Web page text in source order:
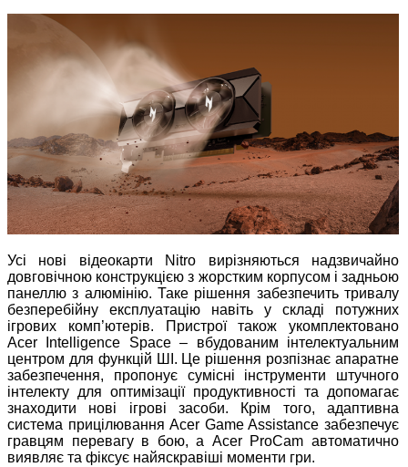
Усі нові відеокарти Nitro вирізняються надзвичайно
довговічною конструкцією з жорстким корпусом і задньою
панеллю з алюмінію. Таке рішення забезпечить тривалу
безперебійну експлуатацію навіть у складі потужних
ігрових комп’ютерів. Пристрої також укомплектовано
Acer Intelligence Space – вбудованим інтелектуальним
центром для функцій ШІ. Це рішення розпізнає апаратне
забезпечення, пропонує сумісні інструменти штучного
інтелекту для оптимізації продуктивності та допомагає
знаходити нові ігрові засоби. Крім того, адаптивна
система прицілювання Acer Game Assistance забезпечує
гравцям перевагу в бою, а Acer ProCam автоматично
виявляє та фіксує найяскравіші моменти гри.